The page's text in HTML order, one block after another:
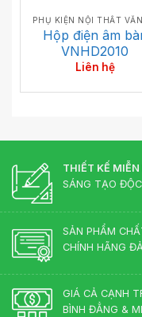
Hộp điện âm
VNHD2010
Liên hệ
THIẾT KẾ MIỄN
SÁNG TẠO
SẢN PHẨM
CHÍNH HÃNG
GIÁ CẢ CẠNH
BÌNH ĐẲNG &